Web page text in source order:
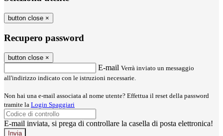
button close ×
Recupero password
button close ×
E-mail Verrà inviato un messaggio
all'indirizzo indicato con le istruzioni necessarie.
Non hai una e-mail associata al nome utente? Effettua il reset della password
tramite la Login Spaggiari
E-mail inviata, si prega di controllare la casella di posta elettronica!